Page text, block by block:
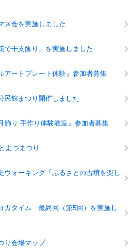
ス会を実施しました
で干支飾り」を実施しました
アートプレート体験』参加者募集
民館まつり開催しました
飾り 手作り体験教室』参加者募集
よつまつり
ウォーキング「ふるさとの古墳を楽し
ガタイム 最終回（第5回）を実施し
り会場マップ